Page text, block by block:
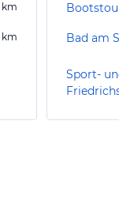
km
km Bad am
Sport-